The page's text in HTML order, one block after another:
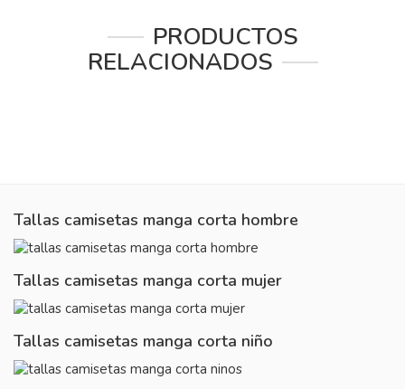
PRODUCTOS
RELACIONADOS
Tallas camisetas manga corta hombre
Tallas camisetas manga corta mujer
Tallas camisetas manga corta niño